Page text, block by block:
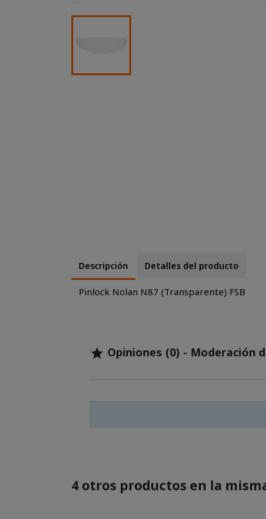
Descripción Detalles del producto
Pinlock Nolan N87 (Transparente) FSB
 Opiniones (0) - Moderación
4 otros productos en la